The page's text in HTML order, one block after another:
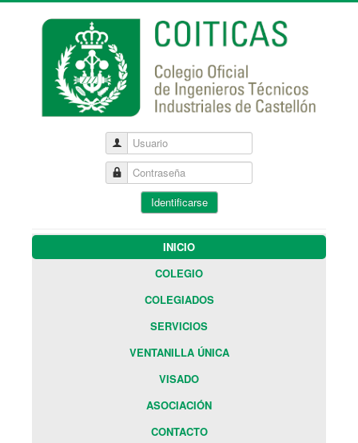
Usuario
Contraseña
Identificarse
INICIO
COLEGIO
COLEGIADOS
SERVICIOS
VENTANILLA ÚNICA
VISADO
ASOCIACIÓN
CONTACTO